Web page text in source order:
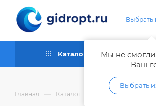
Выбрать
Мы не смогли
Ваш
Выбрать
Каталог
Главная — Каталог Запорная и